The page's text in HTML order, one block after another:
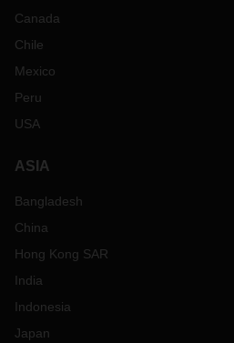
Canada
Chile
Mexico
Peru
USA
ASIA
Bangladesh
China
Hong Kong SAR
India
Indonesia
Japan